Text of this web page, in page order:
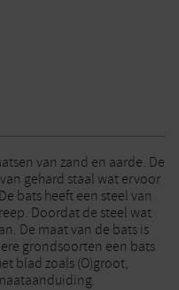
van zand en aarde. De
gehard staal wat ervoor
bats heeft een steel van
Doordat de steel wat
De maat van de bats is
grondsoorten een bats
blad zoals (O)groot,